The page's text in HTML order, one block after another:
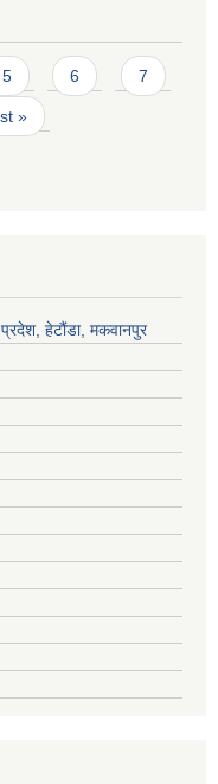
5 6 7
»
प्रदेश, हेटौंडा, मकवानपुर